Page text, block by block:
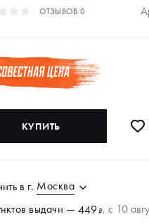
ОТЗЫВОВ 0
КУПИТЬ
в г. Москва
выдачи —449₽, c 10